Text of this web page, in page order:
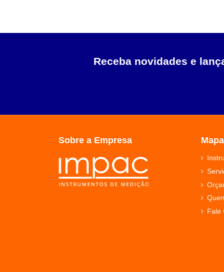
Receba novidades e
Sobre a Empresa
Fale